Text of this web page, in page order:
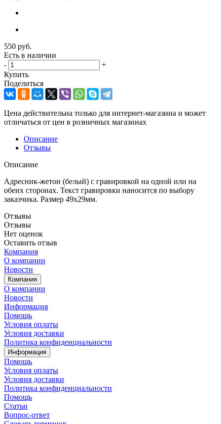
550 руб.
Есть в наличии
-
+
Купить
Поделиться
Цена действительна только для интернет-магазина и может
отличаться от цен в розничных магазинах
Описание
Отзывы
Описание
Адресник-жетон (белый) с гравировкой на одной или на
обеих сторонах. Текст гравировки наносится по выбору
заказчика. Размер 49х29мм.
Отзывы
Отзывы
Нет оценок
Оставить отзыв
Компания
О компании
Новости
Компания
О компании
Новости
Информация
Помощь
Условия оплаты
Условия доставки
Политика конфиденциальности
Информация
Помощь
Условия оплаты
Условия доставки
Политика конфиденциальности
Помощь
Статьи
Вопрос-ответ